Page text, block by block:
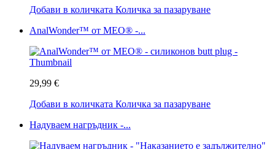
Добави в количката Количка за пазаруване
AnalWonder™ от MEO® -...
29,99 €
Добави в количката Количка за пазаруване
Надуваем нагръдник -...